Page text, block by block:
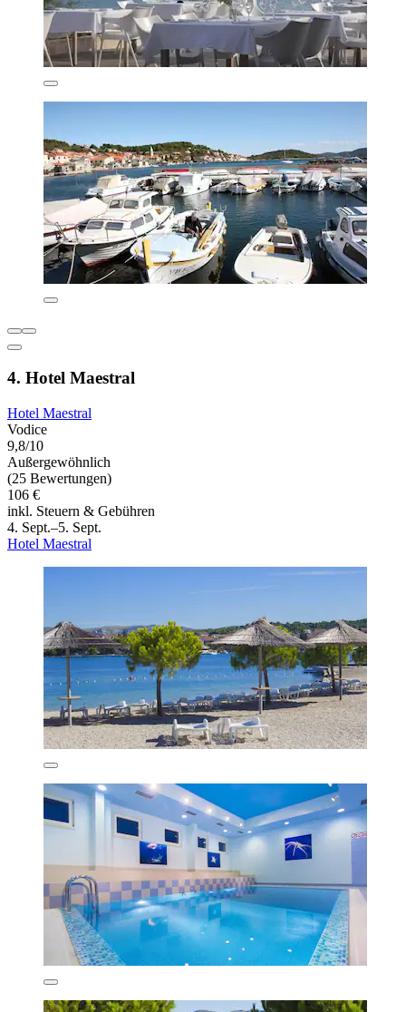
4. Hotel Maestral
Hotel Maestral
Vodice
9,8/10
Außergewöhnlich
(25 Bewertungen)
106 €
inkl. Steuern & Gebühren
4. Sept.–5. Sept.
Hotel Maestral